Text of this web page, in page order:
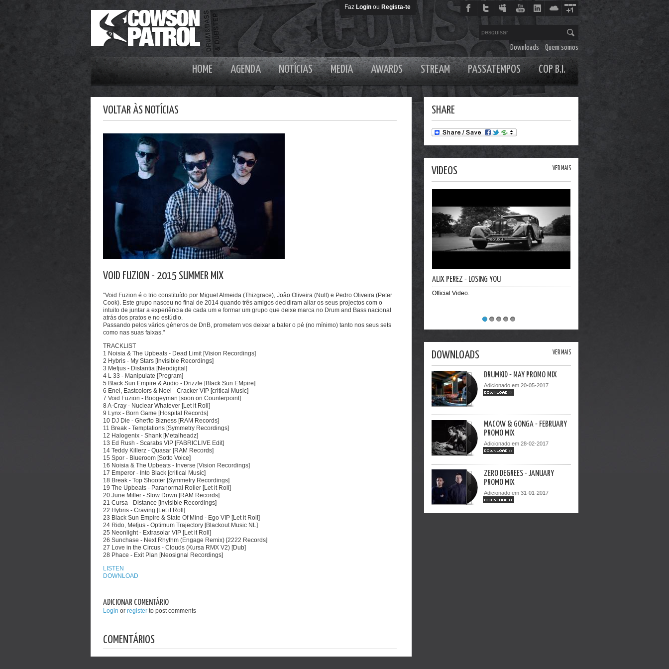
Faz Login ou Regista-te
Downloads Quem somos
HOME AGENDA NOTÍCIAS MEDIA AWARDS STREAM PASSATEMPOS COP B.I.
VOLTAR ÀS NOTÍCIAS
VOID FUZION - 2015 SUMMER MIX
"Void Fuzion é o trio constituído por Miguel Almeida (Thizgrace), João Oliveira (Null) e Pedro Oliveira (Peter
Cook). Este grupo nasceu no final de 2014 quando três amigos decidiram aliar os seus projectos com o
intuito de juntar a experiência de cada um e formar um grupo que deixe marca no Drum and Bass nacional
atrás dos pratos e no estúdio.
Passando pelos vários géneros de DnB, prometem vos deixar a bater o pé (no mínimo) tanto nos seus sets
como nas suas faixas."
TRACKLIST
1 Noisia & The Upbeats - Dead Limit [Vision Recordings]
2 Hybris - My Stars [Invisible Recordings]
3 Mefjus - Distantia [Neodigital]
4 L 33 - Manipulate [Program]
5 Black Sun Empire & Audio - Drizzle [Black Sun EMpire]
6 Enei, Eastcolors & Noel - Cracker VIP [critical Music]
7 Void Fuzion - Boogeyman [soon on Counterpoint]
8 A-Cray - Nuclear Whatever [Let it Roll]
9 Lynx - Born Game [Hospital Records]
10 DJ Die - Ghet'to Bizness [RAM Records]
11 Break - Temptations [Symmetry Recordings]
12 Halogenix - Shank [Metalheadz]
13 Ed Rush - Scarabs VIP [FABRICLIVE Edit]
14 Teddy Killerz - Quasar [RAM Records]
15 Spor - Blueroom [Sotto Voice]
16 Noisia & The Upbeats - Inverse [Vision Recordings]
17 Emperor - Into Black [critical Music]
18 Break - Top Shooter [Symmetry Recordings]
19 The Upbeats - Paranormal Roller [Let it Roll]
20 June Miller - Slow Down [RAM Records]
21 Cursa - Distance [Invisible Recordings]
22 Hybris - Craving [Let it Roll]
23 Black Sun Empire & State Of Mind - Ego VIP [Let it Roll]
24 Rido, Mefjus - Optimum Trajectory [Blackout Music NL]
25 Neonlight - Extrasolar VIP [Let it Roll]
26 Sunchase - Next Rhythm (Engage Remix) [2222 Records]
27 Love in the Circus - Clouds (Kursa RMX V2) [Dub]
28 Phace - Exit Plan [Neosignal Recordings]
LISTEN
DOWNLOAD
ADICIONAR COMENTÁRIO
Login or register to post comments
COMENTÁRIOS
SHARE
VIDEOS VER MAIS
DJ MARKY - SILLY
Official Video
DOWNLOADS VER MAIS
DRUMKID - MAY PROMO MIX
Adicionado em 20-05-2017
DOWNLOAD >>
MACOW & GONGA - FEBRUARY
PROMO MIX
Adicionado em 28-02-2017
DOWNLOAD >>
ZERO DEGREES - JANUARY
PROMO MIX
Adicionado em 31-01-2017
DOWNLOAD >>